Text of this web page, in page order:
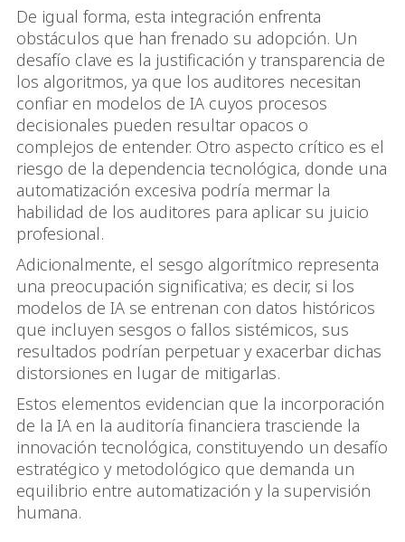
De igual forma, esta integración enfrenta
obstáculos que han frenado su adopción. Un
desafío clave es la justificación y transparencia de
los algoritmos, ya que los auditores necesitan
confiar en modelos de IA cuyos procesos
decisionales pueden resultar opacos o
complejos de entender. Otro aspecto crítico es el
riesgo de la dependencia tecnológica, donde una
automatización excesiva podría mermar la
habilidad de los auditores para aplicar su juicio
profesional.
Adicionalmente, el sesgo algorítmico representa
una preocupación significativa; es decir, si los
modelos de IA se entrenan con datos históricos
que incluyen sesgos o fallos sistémicos, sus
resultados podrían perpetuar y exacerbar dichas
distorsiones en lugar de mitigarlas.
Estos elementos evidencian que la incorporación
de la IA en la auditoría financiera trasciende la
innovación tecnológica, constituyendo un desafío
estratégico y metodológico que demanda un
equilibrio entre automatización y la supervisión
humana.